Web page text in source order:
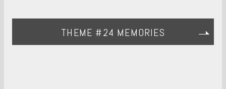
THEME #24 MEMORIES